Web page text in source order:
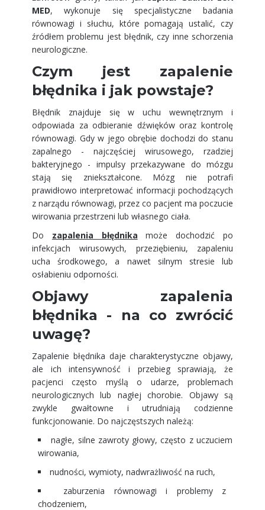
MED, wykonuje się specjalistyczne badania
równowagi i słuchu, które pomagają ustalić, czy
źródłem problemu jest błędnik, czy inne schorzenia
neurologiczne.
Czym jest zapalenie
błędnika i jak powstaje?
Błędnik znajduje się w uchu wewnętrznym i
odpowiada za odbieranie dźwięków oraz kontrolę
równowagi. Gdy w jego obrębie dochodzi do stanu
zapalnego - najczęściej wirusowego, rzadziej
bakteryjnego - impulsy przekazywane do mózgu
stają się zniekształcone. Mózg nie potrafi
prawidłowo interpretować informacji pochodzących
z narządu równowagi, przez co pacjent ma poczucie
wirowania przestrzeni lub własnego ciała.
Do zapalenia błędnika może dochodzić po
infekcjach wirusowych, przeziębieniu, zapaleniu
ucha środkowego, a nawet silnym stresie lub
osłabieniu odporności.
Objawy zapalenia
błędnika - na co zwrócić
uwagę?
Zapalenie błędnika daje charakterystyczne objawy,
ale ich intensywność i przebieg sprawiają, że
pacjenci często myślą o udarze, problemach
neurologicznych lub nagłej chorobie. Objawy są
zwykle gwałtowne i utrudniają codzienne
funkcjonowanie. Do najczęstszych należą:
nagłe, silne zawroty głowy, często z uczuciem
wirowania,
nudności, wymioty, nadwrażliwość na ruch,
zaburzenia równowagi i problemy z
chodzeniem,